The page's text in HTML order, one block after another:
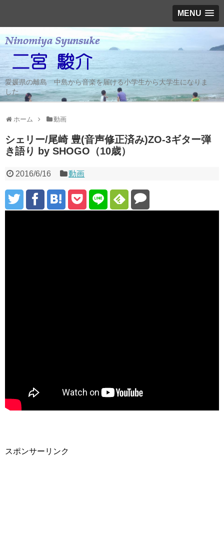
MENU
愛媛県の離島 中島から音楽を届ける小学生から大学生になりま
した
ホーム 動画
シェリー/尾崎 豊(音声修正済み)ZO-3ギター弾
き語り by SHOGO（10歳）
2016/6/16 動画
スポンサーリンク